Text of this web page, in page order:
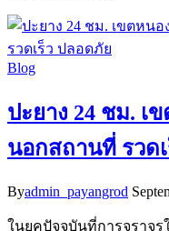
Blog
ปะยาง 24 ชม. เ
นอกสถานที่ รวด
Byadmin_payangrod
ในยุคปัจจุบันที่การจราจร